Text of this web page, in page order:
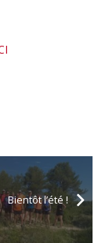
Bientôt l’été !